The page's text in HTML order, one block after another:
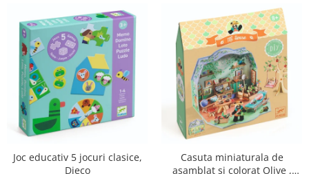
Joc educativ 5 jocuri clasice,
Djeco
Casuta miniaturala de
asamblat si colorat Olive ,